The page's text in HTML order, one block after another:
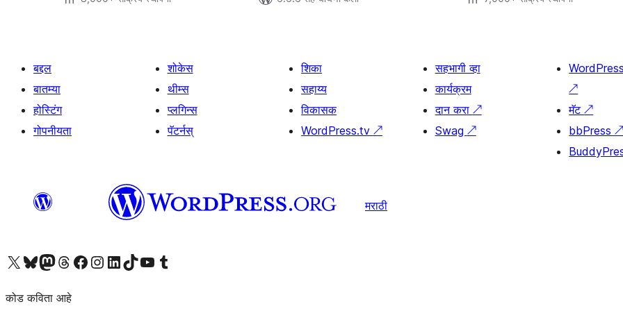
बद्दल
बातम्या
होस्टिंग
गोपनीयता
शोकेस
थीम्स
प्लगिन्स
पॅटर्नस्
शिका
सहाय्य
विकासक
WordPress.tv↗
सहभागी व्हा
कार्यक्रम
दान करा ↗
Swag ↗
↗
मॅट↗
bbPress↗
मराठी
आमच्या X (एक्स) (पूर्वीचे ट्विटर) खात्याला भेट द्या आमच्या ब्लूस्की खात्याला भेट द्या.आमच्या Mastodon खात्याला भेट द्या.आमच्या थ्रेड्स खात्याला भेट द्या. आमच्या फेसबुक पेजला भेट द्या आमच्या इंस्टाग्राम खात्याला भेट द्या आमच्या लिंक्डइन खात्याला भेट द्या आमच्या टिकटॉक अकाउंटला भेट द्या.आमच्या यूट्यूब चॅनेलला भेट द्या आमच्या टंबलर खात्याला भेट द्या.
कोड कविता आहे